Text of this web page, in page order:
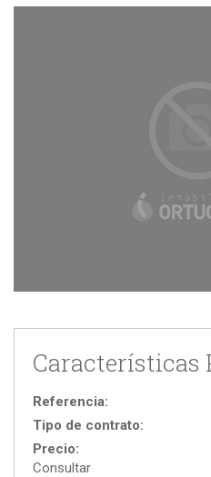
Características
Referencia:
Tipo de contrato:
Precio:
Consultar